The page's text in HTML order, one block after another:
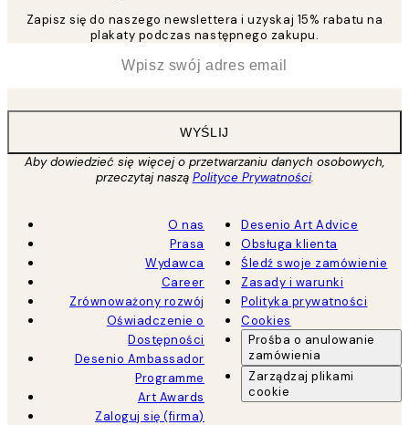
Zapisz się do naszego newslettera i uzyskaj 15% rabatu na
plakaty podczas następnego zakupu.
WYŚLIJ
Aby dowiedzieć się więcej o przetwarzaniu danych osobowych,
przeczytaj naszą Polityce Prywatności.
O nas
Prasa
Wydawca
Career
Zrównoważony rozwój
Oświadczenie o
Dostępności
Desenio Ambassador
Programme
Art Awards
Zaloguj się (firma)
Desenio Art Advice
Obsługa klienta
Śledź swoje zamówienie
Zasady i warunki
Polityka prywatności
Cookies
Prośba o anulowanie
zamówienia
Zarządzaj plikami
cookie